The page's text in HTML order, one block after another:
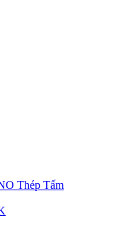
Thép Tấm